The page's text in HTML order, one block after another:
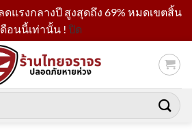
ลดแรงกลางปี สูงสุดถึง 69% หมดเขตสิ้น
ดือนนี้เท่านั้น ! ปิด